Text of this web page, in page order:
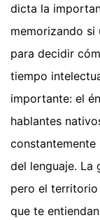
dicta la
memorizando si
para decidir
tiempo
importante: el
hablantes
del lenguaje. La
pero el
que te